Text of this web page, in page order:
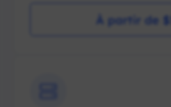
À partir de